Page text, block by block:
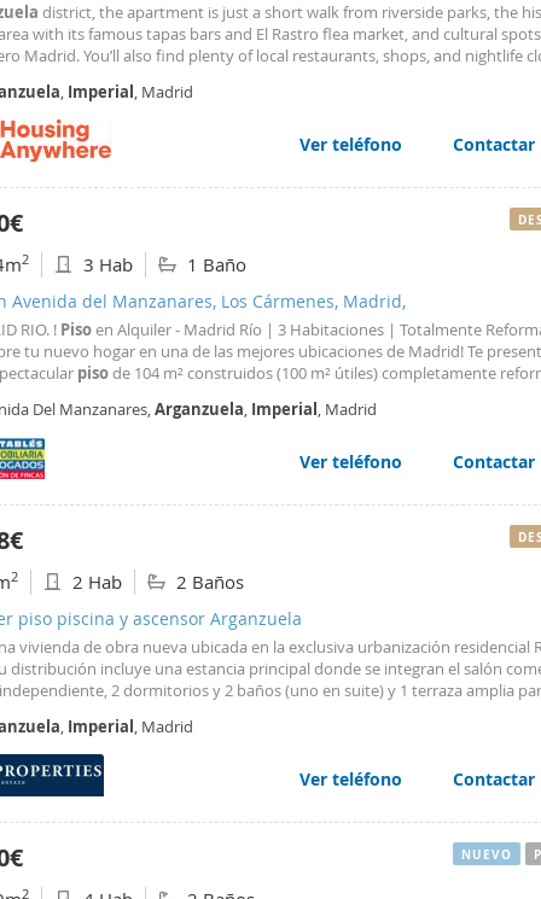
district, the apartment is just a short walk from riverside parks, the
with its famous tapas bars and El Rastro flea market, and cultural
Madrid. You’ll also find plenty of local restaurants, shops, and nightlife
are excellent, with
, Imperial, Madrid
Ver teléfono Contactar
2 3 Hab 1 Baño
Avenida del Manzanares, Los Cármenes, Madrid,
RIO. ! Pisoen Alquiler - Madrid Río | 3 Habitaciones | Totalmente
tu nuevo hogar en una de las mejores ubicaciones de Madrid! Te
pisode 104 m² construidos (100 m² útiles) completamente
rodeado de amplias zonas verdes y espacios
Del Manzanares,Arganzuela, Imperial, Madrid
Ver teléfono Contactar
2 2 Hab 2 Baños
piso piscina y ascensor Arganzuela
vivienda de obra nueva ubicada en la exclusiva urbanización residencial
distribución incluye una estancia principal donde se integran el salón
2 dormitorios y 2 baños (uno en suite) y 1 terraza amplia
Cuenta con ventanales de acristalamiento de alta eficiencia térmica, que
la temperatura interior, sino que también permiten disfrutar de
Sus persianas eléctricas permiten controlar la luminosidad La vivienda se
equipada con electrodomésticos de última generación y mobiliario de
primera calidad. El suelo es cerámico, un material no solo estético sino
y fácil de mantener. Además de aire acondicionado y calefacción, cuenta
refrigerante, todo controlado por un sistema domótico. Y por si fuera
las siguientes amenities y servicios para uso privado de los residentes
, Imperial, Madrid
Ver teléfono Contactar
2
NUEVO